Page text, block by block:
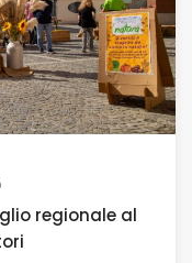
regionale al